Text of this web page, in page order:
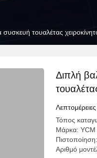
τουαλέτας
Διπλή
Τόπος
Μάρκα: YCM
Αριθμό